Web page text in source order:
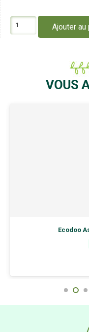
Ajouter au
VOUS
Ecodoo